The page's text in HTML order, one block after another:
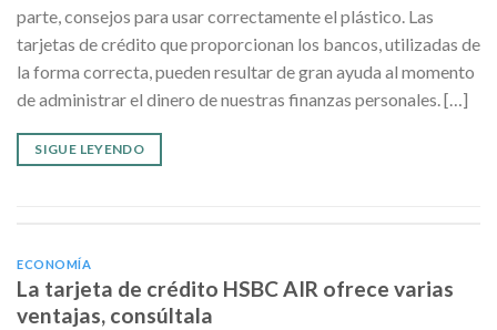
parte, consejos para usar correctamente el plástico. Las
tarjetas de crédito que proporcionan los bancos, utilizadas de
la forma correcta, pueden resultar de gran ayuda al momento
de administrar el dinero de nuestras finanzas personales. […]
SIGUE LEYENDO
ECONOMÍA
La tarjeta de crédito HSBC AIR ofrece varias
ventajas, consúltala